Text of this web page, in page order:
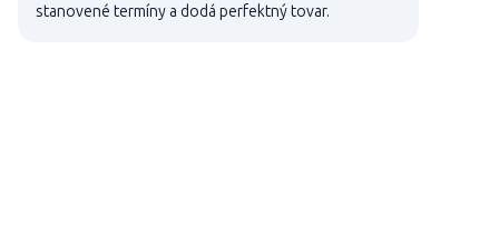
stanovené termíny a dodá perfektný tovar.